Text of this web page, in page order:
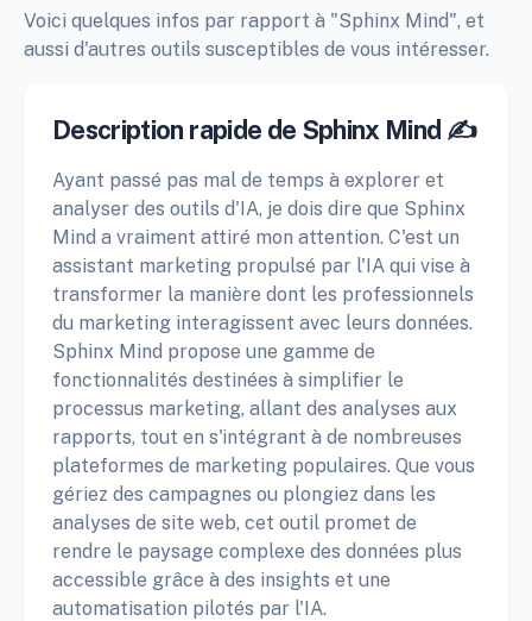
Voici quelques infos par rapport à "Sphinx Mind", et
aussi d'autres outils susceptibles de vous intéresser.
Description rapide de Sphinx Mind ✍️
Ayant passé pas mal de temps à explorer et
analyser des outils d'IA, je dois dire que Sphinx
Mind a vraiment attiré mon attention. C'est un
assistant marketing propulsé par l'IA qui vise à
transformer la manière dont les professionnels
du marketing interagissent avec leurs données.
Sphinx Mind propose une gamme de
fonctionnalités destinées à simplifier le
processus marketing, allant des analyses aux
rapports, tout en s'intégrant à de nombreuses
plateformes de marketing populaires. Que vous
gériez des campagnes ou plongiez dans les
analyses de site web, cet outil promet de
rendre le paysage complexe des données plus
accessible grâce à des insights et une
automatisation pilotés par l'IA.